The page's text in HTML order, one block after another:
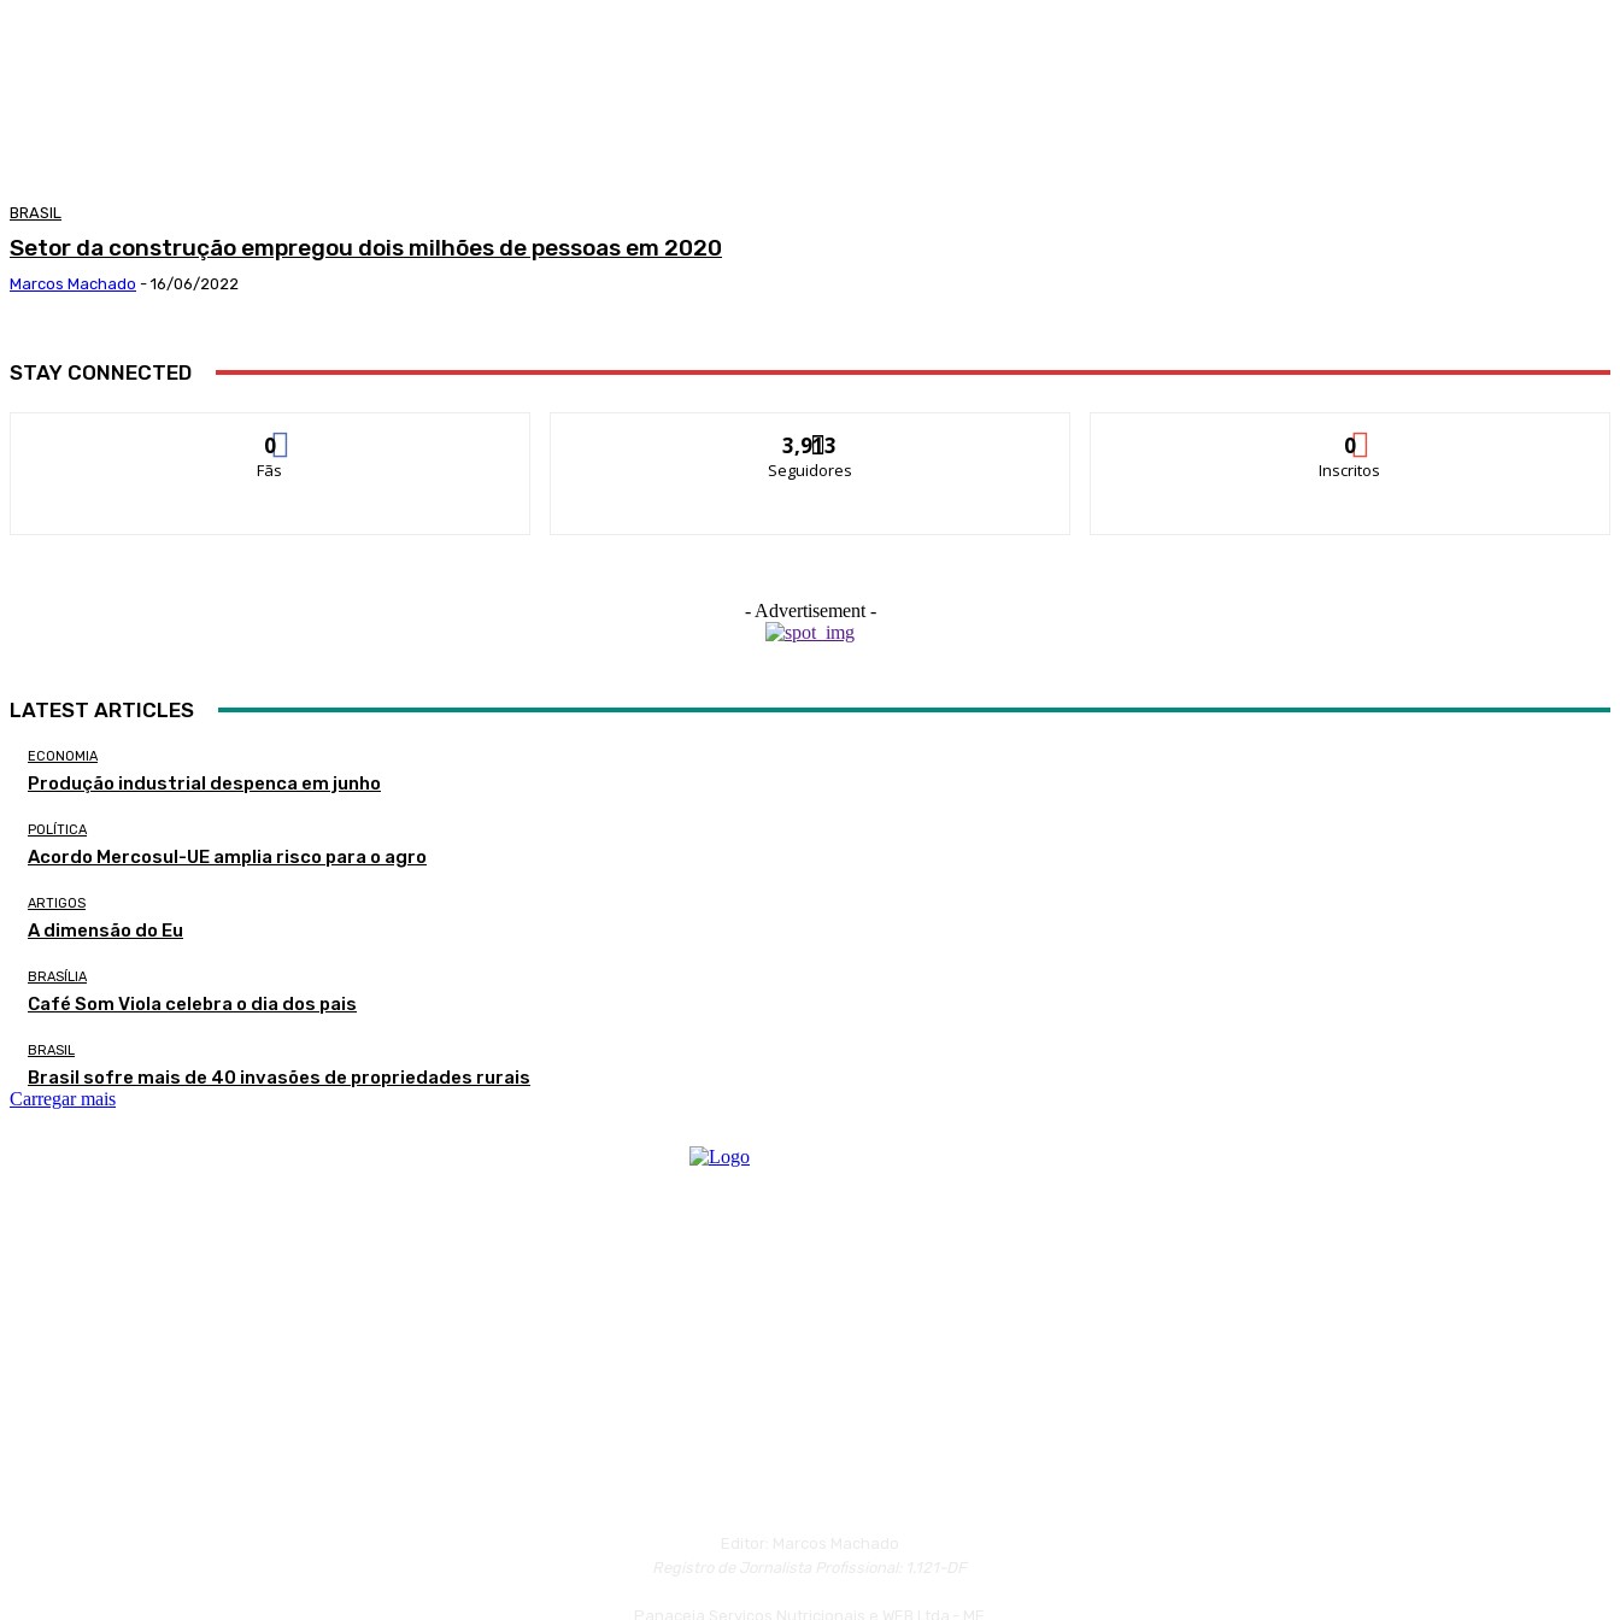
BRASIL
Setor da construção empregou dois milhões de pessoas em 2020
Marcos Machado - 16/06/2022
STAY CONNECTED
0
Fãs
3,913
Seguidores
0
Inscritos
- Advertisement -
LATEST ARTICLES
ECONOMIA
Produção industrial despenca em junho
POLÍTICA
Acordo Mercosul-UE amplia risco para o agro
ARTIGOS
A dimensão do Eu
BRASÍLIA
Café Som Viola celebra o dia dos pais
BRASIL
Brasil sofre mais de 40 invasões de propriedades rurais
Carregar mais